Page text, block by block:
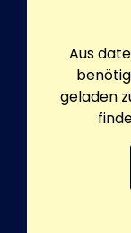
Aus
geladen